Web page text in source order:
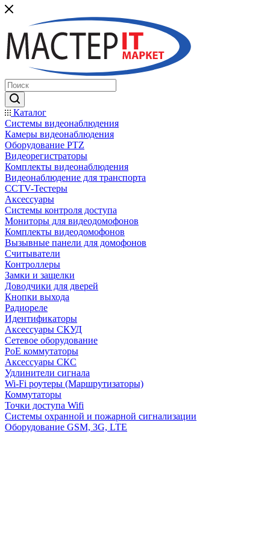
Каталог
Системы видеонаблюдения
Камеры видеонаблюдения
Оборудование PTZ
Видеорегистраторы
Комплекты видеонаблюдения
Видеонаблюдение для транспорта
CCTV-Тестеры
Аксессуары
Системы контроля доступа
Мониторы для видеодомофонов
Комплекты видеодомофонов
Вызывные панели для домофонов
Считыватели
Контроллеры
Замки и защелки
Доводчики для дверей
Кнопки выхода
Радиореле
Идентификаторы
Аксессуары СКУД
Сетевое оборудование
PoE коммутаторы
Аксессуары СКС
Удлинители сигнала
Wi-Fi роутеры (Маршрутизаторы)
Коммутаторы
Точки доступа Wifi
Системы охранной и пожарной сигнализации
Оборудование GSM, 3G, LTE